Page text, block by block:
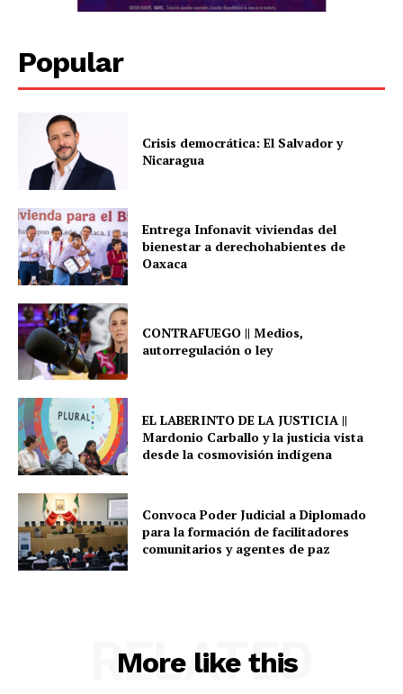
Popular
Crisis democrática: El Salvador y
Nicaragua
Entrega Infonavit viviendas del
bienestar a derechohabientes de
Oaxaca
CONTRAFUEGO || Medios,
autorregulación o ley
EL LABERINTO DE LA JUSTICIA ||
Mardonio Carballo y la justicia vista
desde la cosmovisión indígena
Convoca Poder Judicial a Diplomado
para la formación de facilitadores
comunitarios y agentes de paz
More like this
RELATED